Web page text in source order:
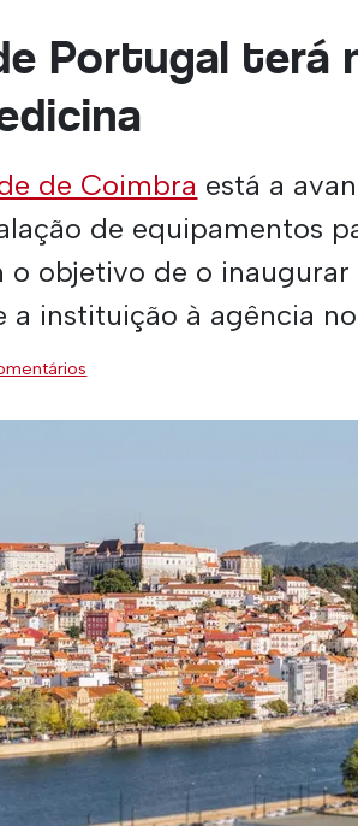
Portugal terá
de Coimbra está a
de equipamentos
o objetivo de o inaugurar
a instituição à agência